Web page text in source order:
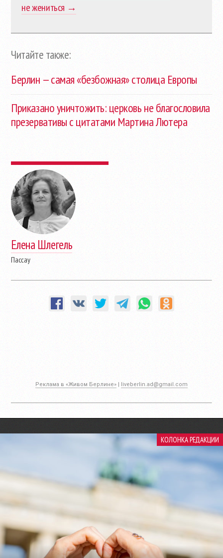
не жениться →
Читайте также:
Берлин — самая «безбожная» столица Европы
Приказано уничтожить: церковь не благословила
презервативы с цитатами Мартина Лютера
Елена Шлегель
Пассау
Реклама в «Живом Берлине» liveberlin.ad@gmail.com
КОЛОНКА РЕДАКЦИИ